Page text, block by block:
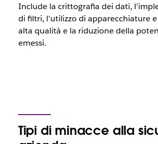
Include la crittografia dei dati,
di filtri, l’utilizzo di apparecchiature
alta qualità e la riduzione della
emessi.
Tipi di minacce alla